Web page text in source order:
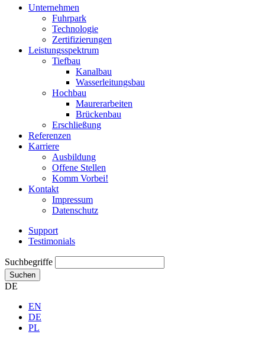
Unternehmen
Fuhrpark
Technologie
Zertifizierungen
Leistungsspektrum
Tiefbau
Kanalbau
Wasserleitungsbau
Hochbau
Maurerarbeiten
Brückenbau
Erschließung
Referenzen
Karriere
Ausbildung
Offene Stellen
Komm Vorbei!
Kontakt
Impressum
Datenschutz
Support
Testimonials
Suchbegriffe
Suchen
DE
EN
DE
PL